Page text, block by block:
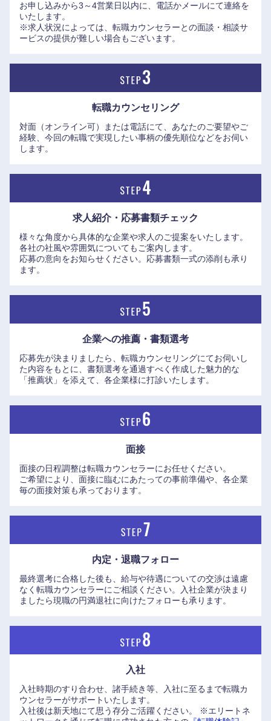
て】
https://www.hitachi.co.jp/recruit/privacy/recruiting/index.html
お申し込みから3～4営業日以内に、電話かメールにて連絡を
いたします。
※求人状況によっては、転職カウンセラーとの面談・相談サ
ービスの提供が難しい場合もございます。
転職カウンセリング
対面（オンライン可）または電話にて、あなたのご要望やご
経験、今回の転職で実現したい事柄の優先順位などをお伺い
します。
求人紹介・応募書類チェック
様々な角度から具体的な企業や求人のご提案をいたします。
各社の社風や雰囲気についてもご案内します。
応募の意向をお知らせください。応募書類一式の添削も承り
ます。
企業への推薦・書類選考
応募先が決まりましたら、転職カウンセリングにてお伺いし
た内容をもとに、書類選考を通過すべく作成した魅力的な
「推薦状」を添えて、各企業様に打診いたします。
面接
面接の日程調整は転職カウンセラーにお任せください。
ご希望により、面接に臨むにあたっての事前準備や、各企業
毎の面接対策も承っております。
内定・退職フォロー
最終選考に合格した後も、給与や待遇についての交渉は遠慮
なく転職カウンセラーにご相談ください。入社企業が決まり
ましたら現職の円満退社に向けたフォローも承ります。
入社
入社時期のすり合わせ、諸手続き等、入社に至るまで転職カ
ウンセラーがサポートいたします。
入社後は新天地にて思う存分ご活躍ください。
※エリートネ
九州・沖縄
海外